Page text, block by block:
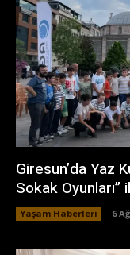
Giresun’da Yaz
Sokak
Yaşam Haberleri 6